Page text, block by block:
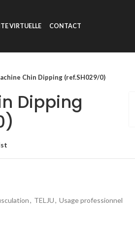
VIRTUELLE CONTACT
Chin Dipping (ref.SH029/0)
Dipping
, TELJU, Usage professionnel